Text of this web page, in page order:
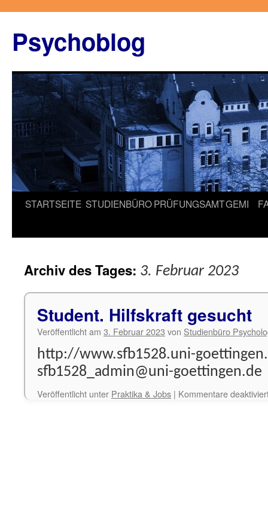
springen
Psychoblog
STARTSEITE STUDIENBÜROPRÜFUNGSAMTGEMI
Archiv des Tages: 3. Februar 2023
Student. Hilfskraft gesucht
Veröffentlicht am 3. Februar 2023 von Studienbüro
http://www.sfb1528.uni-
sfb1528_admin@uni-goettingen.de
Veröffentlicht unter Praktika & Jobs | Kommentare